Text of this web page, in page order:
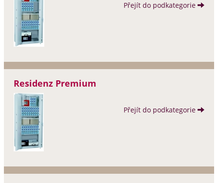
Přejít do podkategorie
Residenz Premium
Přejít do podkategorie